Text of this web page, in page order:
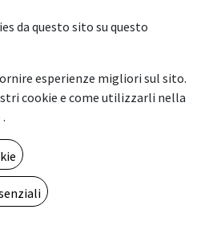
FR. 300gr.
FR
retroilluminati, strutture
da questo sito su questo
esperienze migliori sul sito.
cookie e come utilizzarli nella
.